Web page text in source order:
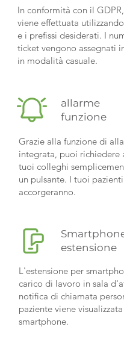
In conformità con il
viene effettuata
e i prefissi desiderati. I
ticket vengono assegnati
in modalità casuale.
allarme
funzione
Grazie alla funzione di
integrata, puoi richiedere
tuoi colleghi
un pulsante. I tuoi
accorgeranno.
estensione
L'estensione per
carico di lavoro in sala
notifica di chiamata
paziente viene
smartphone.